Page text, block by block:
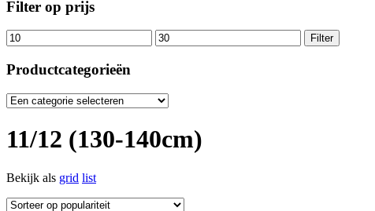
Filter op prijs
Filter
Productcategorieën
11/12 (130-140cm)
Bekijk als grid list